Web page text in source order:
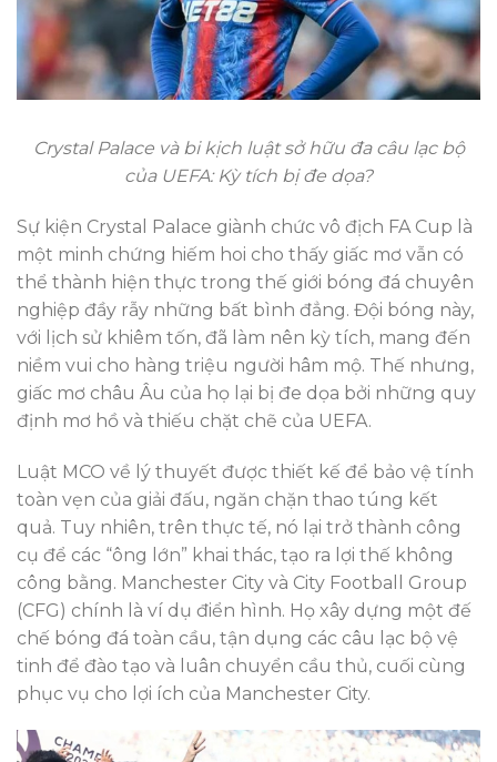
Crystal Palace và bi kịch luật sở hữu đa câu lạc bộ
của UEFA: Kỳ tích bị đe dọa?
Sự kiện Crystal Palace giành chức vô địch FA Cup là
một minh chứng hiếm hoi cho thấy giấc mơ vẫn có
thể thành hiện thực trong thế giới bóng đá chuyên
nghiệp đầy rẫy những bất bình đẳng. Đội bóng này,
với lịch sử khiêm tốn, đã làm nên kỳ tích, mang đến
niềm vui cho hàng triệu người hâm mộ. Thế nhưng,
giấc mơ châu Âu của họ lại bị đe dọa bởi những quy
định mơ hồ và thiếu chặt chẽ của UEFA.
Luật MCO về lý thuyết được thiết kế để bảo vệ tính
toàn vẹn của giải đấu, ngăn chặn thao túng kết
quả. Tuy nhiên, trên thực tế, nó lại trở thành công
cụ để các “ông lớn” khai thác, tạo ra lợi thế không
công bằng. Manchester City và City Football Group
(CFG) chính là ví dụ điển hình. Họ xây dựng một đế
chế bóng đá toàn cầu, tận dụng các câu lạc bộ vệ
tinh để đào tạo và luân chuyển cầu thủ, cuối cùng
phục vụ cho lợi ích của Manchester City.